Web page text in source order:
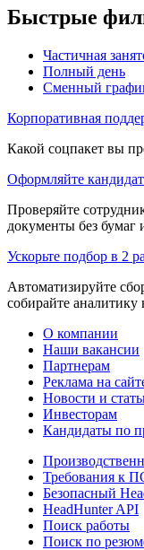
Быстрые
Частичная
Полный день
Сменный
Корпоративная
Какой соцпакет вы
Оформляйте
Проверяйте
документы без бумаг
Ускорьте подбор в 2
Автоматизируйте
собирайте аналитику
О компании
Наши вакансии
Партнерам
Реклама на
Новости и
Инвесторам
Кандидаты по
Требования к
Безопасный
HeadHunter API
Поиск работы
Поиск по